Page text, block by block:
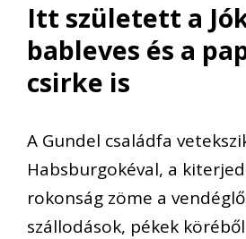
Itt született a
bableves és a
csirke is
A Gundel családfa
Habsburgokéval, a
rokonság zöme a
szállodások, pékek